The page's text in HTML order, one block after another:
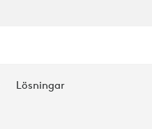
Lösningar